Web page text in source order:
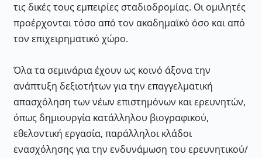
τις δικές τους εμπειρίες σταδιοδρομίας. Οι ομιλητές
προέρχονται τόσο από τον ακαδημαϊκό όσο και από
τον επιχειρηματικό χώρο.
Όλα τα σεμινάρια έχουν ως κοινό άξονα την
ανάπτυξη δεξιοτήτων για την επαγγελματική
απασχόληση των νέων επιστημόνων και ερευνητών,
όπως δημιουργία κατάλληλου βιογραφικού,
εθελοντική εργασία, παράλληλοι κλάδοι
ενασχόλησης για την ενδυνάμωση του ερευνητικού/